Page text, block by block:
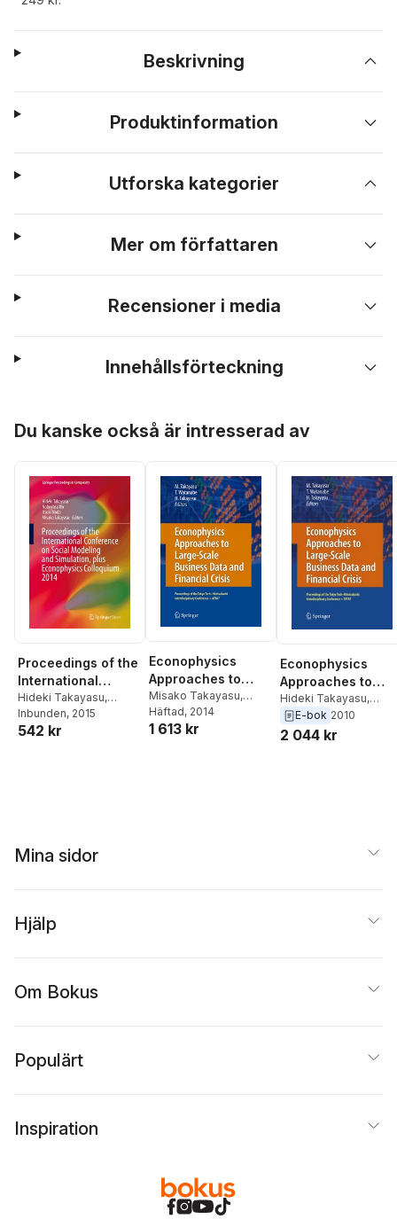
Beskrivning
Produktinformation
Utforska kategorier
Mer om författaren
Recensioner i media
Innehållsförteckning
Du kanske också är intresserad av
Proceedings of the
International
Conference on
Social Modeling
and Simulation,
Hideki Takayasu,
Nobuyasu Ito,Itsuki
Noda ,Misako
Inbunden, 2015
542 kr
Econophysics
Approaches to
Large-Scale
Business Data and
Financial Crisis
Misako Takayasu,
Tsutomu Watanabe
Hideki Takayasu
Häftad, 2014
1 613 kr
Econophysics
Approaches to
Large-Scale
Business Data and
Financial Crisis
Hideki Takayasu,
Tsutomu Watanabe
Misako Takayasu
E-bok 2010
2 044 kr
Mina sidor
Hjälp
Om Bokus
Populärt
Inspiration